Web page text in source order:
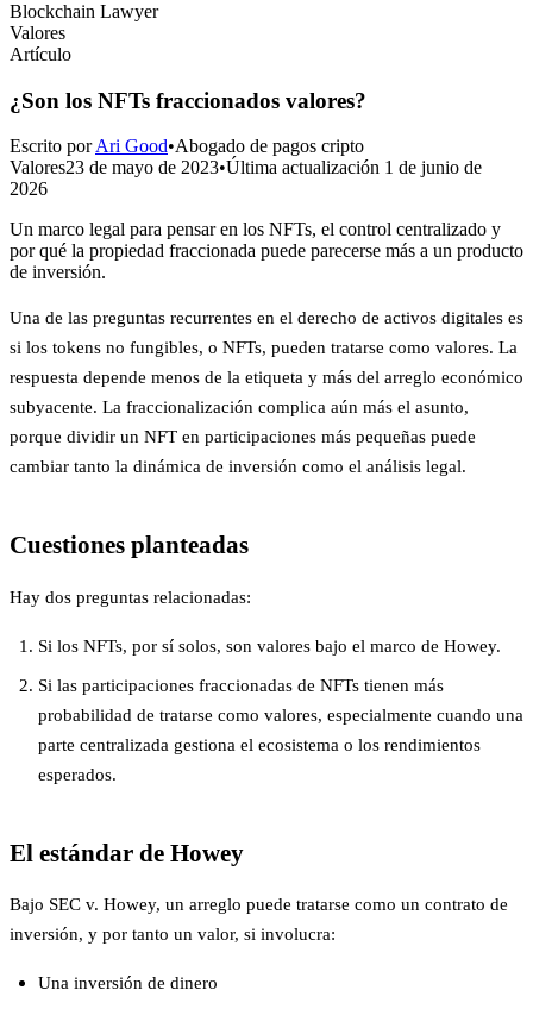
Blockchain Lawyer
Valores
Artículo
¿Son los NFTs fraccionados valores?
Escrito porAri Good•Abogado de pagos cripto
Valores23 de mayo de 2023•Última actualización 1 de junio de
2026
Un marco legal para pensar en los NFTs, el control centralizado y
por qué la propiedad fraccionada puede parecerse más a un producto
de inversión.
Una de las preguntas recurrentes en el derecho de activos digitales es
si los tokens no fungibles, o NFTs, pueden tratarse como valores. La
respuesta depende menos de la etiqueta y más del arreglo económico
subyacente. La fraccionalización complica aún más el asunto,
porque dividir un NFT en participaciones más pequeñas puede
cambiar tanto la dinámica de inversión como el análisis legal.
Cuestiones planteadas
Hay dos preguntas relacionadas:
Si los NFTs, por sí solos, son valores bajo el marco de Howey.
Si las participaciones fraccionadas de NFTs tienen más
probabilidad de tratarse como valores, especialmente cuando una
parte centralizada gestiona el ecosistema o los rendimientos
esperados.
El estándar de Howey
Bajo SEC v. Howey, un arreglo puede tratarse como un contrato de
inversión, y por tanto un valor, si involucra:
Una inversión de dinero